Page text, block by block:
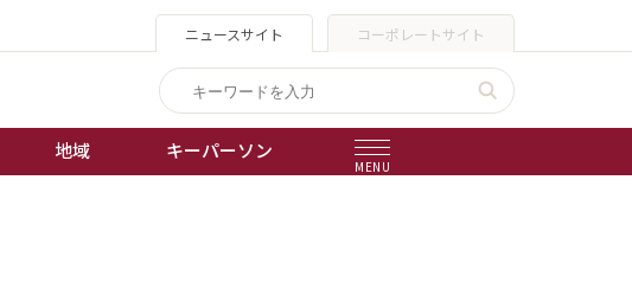
ニュースサイト コーポレートサイト
地域 キーパーソン
MENU